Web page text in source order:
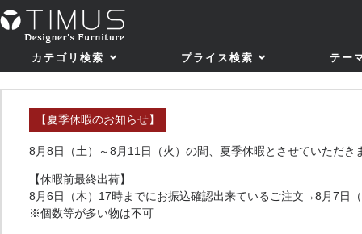
カテゴリ検索 プライス検索 テー
【夏季休暇のお知らせ】
8月8日（土）～8月11日（火）の間、夏季休暇とさせていただき
【休暇前最終出荷】
8月6日（木）17時までにお振込確認出来ているご注文→8月7日
※個数等が多い物は不可